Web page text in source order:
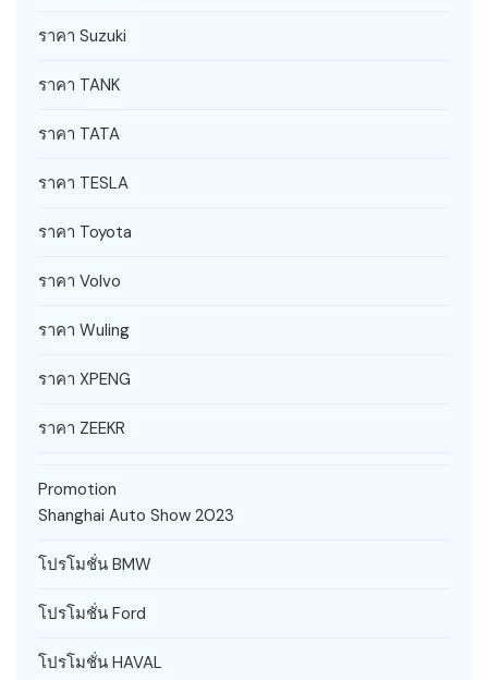
ราคา Suzuki
ราคา TANK
ราคา TATA
ราคา TESLA
ราคา Toyota
ราคา Volvo
ราคา Wuling
ราคา XPENG
ราคา ZEEKR
Promotion
Shanghai Auto Show 2023
โปรโมชั่น BMW
โปรโมชั่น Ford
โปรโมชั่น HAVAL